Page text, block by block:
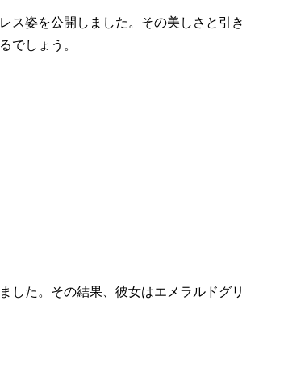
ス姿を公開しました。その美しさと引き
でしょう。
した。その結果、彼女はエメラルドグリ